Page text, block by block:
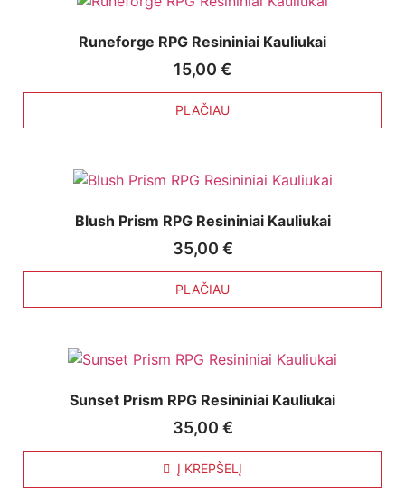
Runeforge RPG Resininiai Kauliukai
15,00 €
PLAČIAU
Blush Prism RPG Resininiai Kauliukai
35,00 €
PLAČIAU
Sunset Prism RPG Resininiai Kauliukai
35,00 €
Į KREPŠELĮ